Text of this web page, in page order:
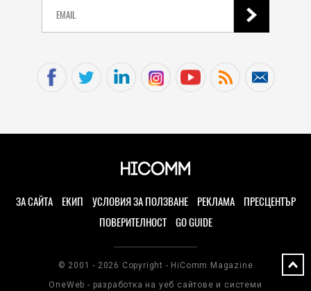
ЗА САЙТА ЕКИП УСЛОВИЯ ЗА ПОЛЗВАНЕ РЕКЛАМА
ПРЕСЦЕНТЪР
ПОВЕРИТЕЛНОСТ
GO GUIDE
© 2001 - 2026 Copyright - HiComm Magazine
OneWeb - разработка на уеб сайтове и системи